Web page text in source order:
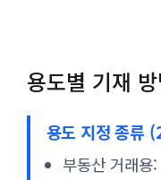
용도별 기재
용도 지정 종류
부동산 거래용